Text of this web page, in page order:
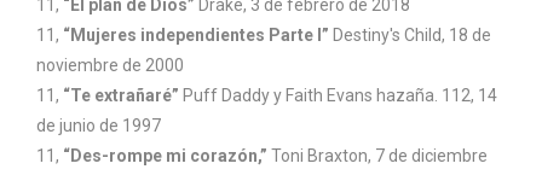
11, “El plan de Dios” Drake, 3 de febrero de 2018
11, “Mujeres independientes Parte I” Destiny's Child, 18 de
noviembre de 2000
11, “Te extrañaré” Puff Daddy y Faith Evans hazaña. 112, 14
de junio de 1997
11, “Des-rompe mi corazón,” Toni Braxton, 7 de diciembre